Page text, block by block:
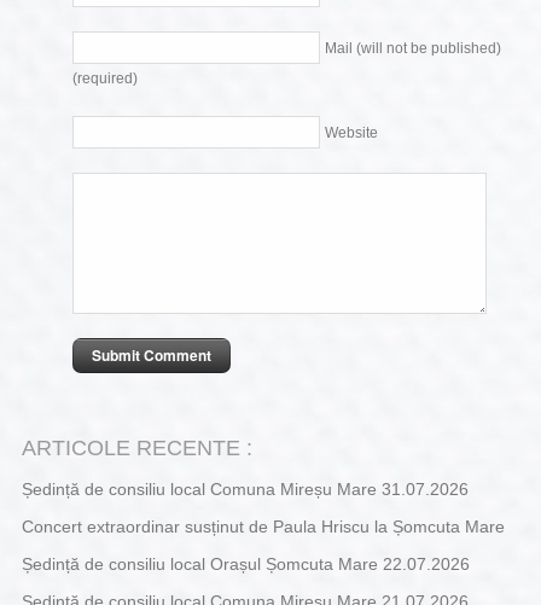
Mail (will not be published)
(required)
Website
ARTICOLE RECENTE :
Ședință de consiliu local Comuna Mireșu Mare 31.07.2026
Concert extraordinar susținut de Paula Hriscu la Șomcuta Mare
Ședință de consiliu local Orașul Șomcuta Mare 22.07.2026